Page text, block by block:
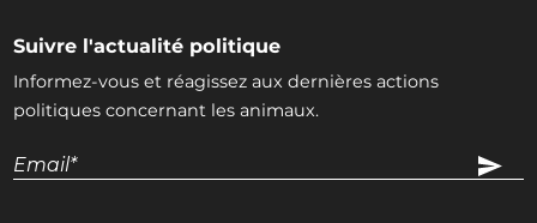
Suivre l'actualité politique
Informez-vous et réagissez aux dernières actions
politiques concernant les animaux.